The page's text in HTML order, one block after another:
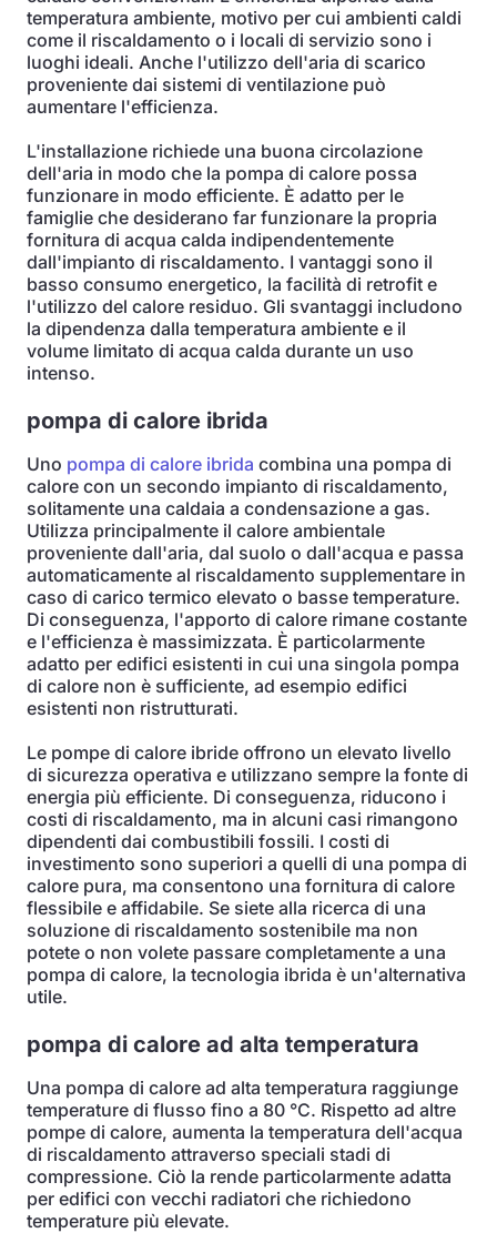
temperatura ambiente, motivo per cui ambienti caldi
come il riscaldamento o i locali di servizio sono i
luoghi ideali. Anche l'utilizzo dell'aria di scarico
proveniente dai sistemi di ventilazione può
aumentare l'efficienza.
L'installazione richiede una buona circolazione
dell'aria in modo che la pompa di calore possa
funzionare in modo efficiente. È adatto per le
famiglie che desiderano far funzionare la propria
fornitura di acqua calda indipendentemente
dall'impianto di riscaldamento. I vantaggi sono il
basso consumo energetico, la facilità di retrofit e
l'utilizzo del calore residuo. Gli svantaggi includono
la dipendenza dalla temperatura ambiente e il
volume limitato di acqua calda durante un uso
intenso.
pompa di calore ibrida
Uno pompa di calore ibrida combina una pompa di
calore con un secondo impianto di riscaldamento,
solitamente una caldaia a condensazione a gas.
Utilizza principalmente il calore ambientale
proveniente dall'aria, dal suolo o dall'acqua e passa
automaticamente al riscaldamento supplementare in
caso di carico termico elevato o basse temperature.
Di conseguenza, l'apporto di calore rimane costante
e l'efficienza è massimizzata. È particolarmente
adatto per edifici esistenti in cui una singola pompa
di calore non è sufficiente, ad esempio edifici
esistenti non ristrutturati.
Le pompe di calore ibride offrono un elevato livello
di sicurezza operativa e utilizzano sempre la fonte di
energia più efficiente. Di conseguenza, riducono i
costi di riscaldamento, ma in alcuni casi rimangono
dipendenti dai combustibili fossili. I costi di
investimento sono superiori a quelli di una pompa di
calore pura, ma consentono una fornitura di calore
flessibile e affidabile. Se siete alla ricerca di una
soluzione di riscaldamento sostenibile ma non
potete o non volete passare completamente a una
pompa di calore, la tecnologia ibrida è un'alternativa
utile.
pompa di calore ad alta temperatura
Una pompa di calore ad alta temperatura raggiunge
temperature di flusso fino a 80 °C. Rispetto ad altre
pompe di calore, aumenta la temperatura dell'acqua
di riscaldamento attraverso speciali stadi di
compressione. Ciò la rende particolarmente adatta
per edifici con vecchi radiatori che richiedono
temperature più elevate.